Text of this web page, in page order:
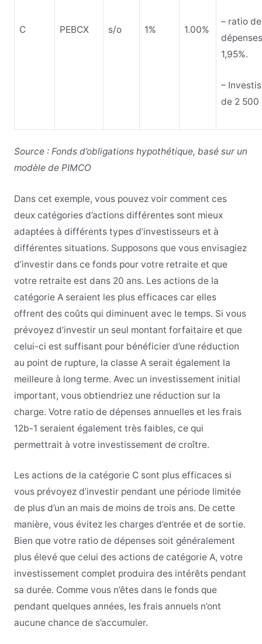
C PEBCX s/o 1% 1.00%
– ratio de
1,95%.
–
de 2 500
Source : Fonds d’obligations hypothétique, basé sur un
modèle de PIMCO
Dans cet exemple, vous pouvez voir comment ces
deux catégories d’actions différentes sont mieux
adaptées à différents types d’investisseurs et à
différentes situations. Supposons que vous envisagiez
d’investir dans ce fonds pour votre retraite et que
votre retraite est dans 20 ans. Les actions de la
catégorie A seraient les plus efficaces car elles
offrent des coûts qui diminuent avec le temps. Si vous
prévoyez d’investir un seul montant forfaitaire et que
celui-ci est suffisant pour bénéficier d’une réduction
au point de rupture, la classe A serait également la
meilleure à long terme. Avec un investissement initial
important, vous obtiendriez une réduction sur la
charge. Votre ratio de dépenses annuelles et les frais
12b-1 seraient également très faibles, ce qui
permettrait à votre investissement de croître.
Les actions de la catégorie C sont plus efficaces si
vous prévoyez d’investir pendant une période limitée
de plus d’un an mais de moins de trois ans. De cette
manière, vous évitez les charges d’entrée et de sortie.
Bien que votre ratio de dépenses soit généralement
plus élevé que celui des actions de catégorie A, votre
investissement complet produira des intérêts pendant
sa durée. Comme vous n’êtes dans le fonds que
pendant quelques années, les frais annuels n’ont
aucune chance de s’accumuler.